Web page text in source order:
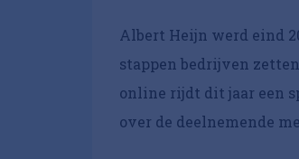
Albert Heijn werd eind
stappen bedrijven
online rijdt dit jaar een
over de deelnemende